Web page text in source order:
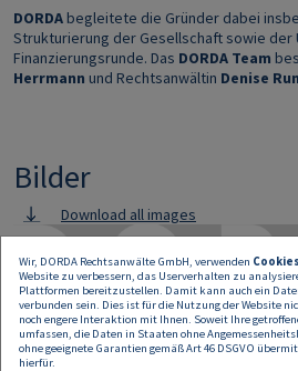
DORDA begleitete die Gründer dabei
Strukturierung der Gesellschaft sowie der
Finanzierungsrunde. Das DORDA Team
Herrmann und Rechtsanwältin Denise
Bilder
Download all images
Image
Wir, DORDA Rechtsanwälte GmbH, verwenden Cookies
Website zu verbessern, das Userverhalten zu
Plattformen bereitzustellen. Damit kann auch ein
verbunden sein. Dies ist für die Nutzung der Website
noch engere Interaktion mit Ihnen. Soweit Ihre
umfassen, die Daten in Staaten ohne
ohne geeignete Garantien gemäß Art 46 DSGVO
hierfür.